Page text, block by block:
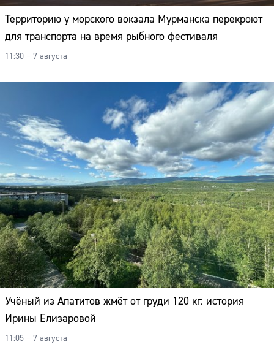
Территорию у морского вокзала Мурманска перекроют
для транспорта на время рыбного фестиваля
11:30 – 7 августа
Учёный из Апатитов жмёт от груди 120 кг: история
Ирины Елизаровой
11:05 – 7 августа